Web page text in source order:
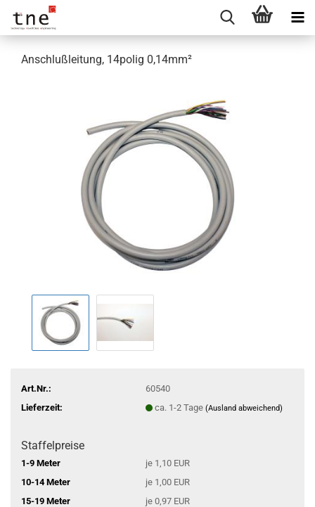
Anschlußleitung, 14polig 0,14mm²
Art.Nr.:
60540
Lieferzeit:
ca. 1-2 Tage (Ausland abweichend)
Staffelpreise
1-9 Meter
je 1,10 EUR
10-14 Meter
je 1,00 EUR
15-19 Meter
je 0,97 EUR